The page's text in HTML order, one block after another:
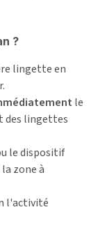
?
lingette en
le
des lingettes
le dispositif
zone à
l'activité